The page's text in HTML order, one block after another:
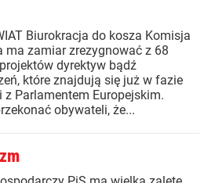
Biurokracja do kosza Komisja
ma zamiar zrezygnować z 68
dyrektyw bądź
które znajdują się już w fazie
z Parlamentem Europejskim.
obywateli, że...